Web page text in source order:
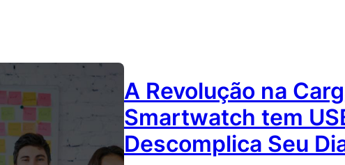
A Revolução na
Smartwatch tem
Descomplica Seu